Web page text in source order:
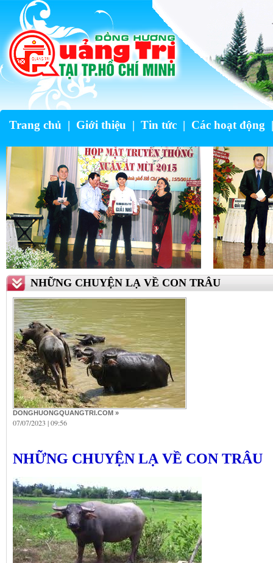
Trang chủ | Giới thiệu | Tin tức | Các hoạt động |
NHỮNG CHUYỆN LẠ VỀ CON TRÂU
DONGHUONGQUANGTRI.COM »
07/07/2023 | 09:56
NHỮNG CHUYỆN LẠ VỀ CON TRÂU